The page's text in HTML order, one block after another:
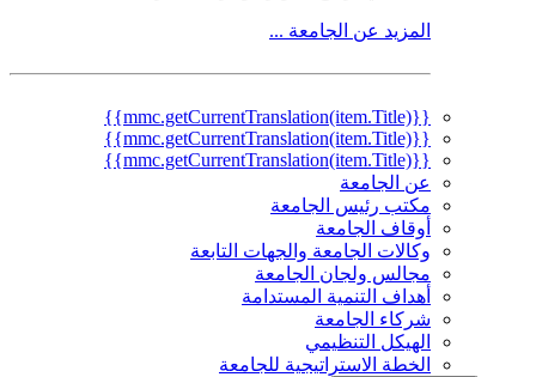
المزيد عن الجامعة ...
{{mmc.getCurrentTranslation(item.Title)}}
{{mmc.getCurrentTranslation(item.Title)}}
{{mmc.getCurrentTranslation(item.Title)}}
عن الجامعة
مكتب رئيس الجامعة
أوقاف الجامعة
وكالات الجامعة والجهات التابعة
مجالس ولجان الجامعة
أهداف التنمية المستدامة
شركاء الجامعة
الهيكل التنظيمي
الخطة الاستراتيجية للجامعة